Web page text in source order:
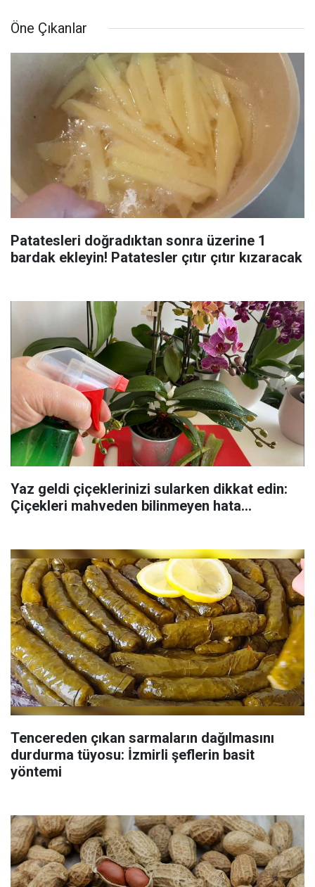
Öne Çıkanlar
Patatesleri doğradıktan sonra üzerine 1
bardak ekleyin! Patatesler çıtır çıtır kızaracak
Yaz geldi çiçeklerinizi sularken dikkat edin:
Çiçekleri mahveden bilinmeyen hata...
Tencereden çıkan sarmaların dağılmasını
durdurma tüyosu: İzmirli şeflerin basit
yöntemi